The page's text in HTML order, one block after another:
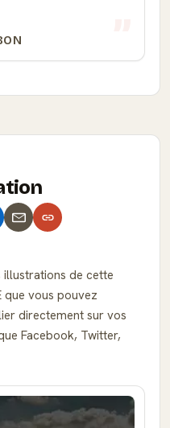
de cette
que vous pouvez
directement sur vos
Facebook, Twitter,